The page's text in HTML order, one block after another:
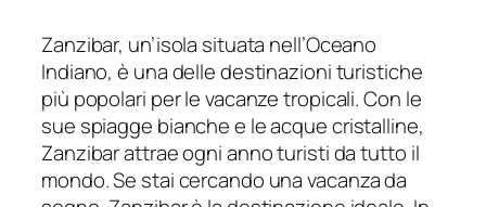
Zanzibar, un’isola situata nell’Oceano
Indiano, è una delle destinazioni turistiche
più popolari per le vacanze tropicali. Con le
sue spiagge bianche e le acque cristalline,
Zanzibar attrae ogni anno turisti da tutto il
mondo. Se stai cercando una vacanza da